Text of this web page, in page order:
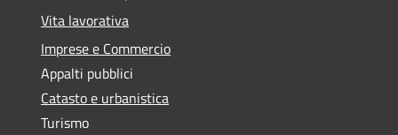
Vita lavorativa
Imprese e Commercio
Appalti pubblici
Catasto e urbanistica
Turismo